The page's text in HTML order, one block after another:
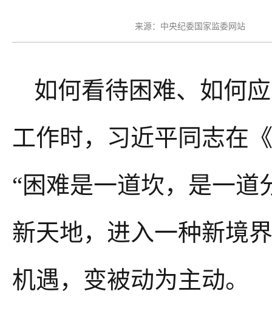
来源：中央纪委国家监委网站
如何看待困难、如何
工作时，习近平同志在
“困难是一道坎，是一
新天地，进入一种新境
机遇，变被动为主动。